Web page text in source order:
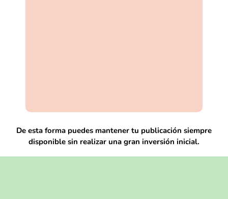
De esta forma puedes mantener tu publicación siempre
disponible sin realizar una gran inversión inicial.